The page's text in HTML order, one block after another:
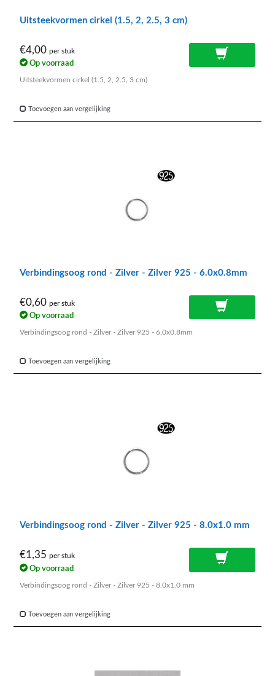
Uitsteekvormen cirkel (1.5, 2, 2.5, 3 cm)
€4,00 per stuk
Op voorraad
Uitsteekvormen cirkel (1.5, 2, 2.5, 3 cm)
Toevoegen aan vergelijking
Verbindingsoog rond - Zilver - Zilver 925 - 6.0x0.8mm
€0,60 per stuk
Op voorraad
Verbindingsoog rond - Zilver - Zilver 925 - 6.0x0.8mm
Toevoegen aan vergelijking
Verbindingsoog rond - Zilver - Zilver 925 - 8.0x1.0 mm
€1,35 per stuk
Op voorraad
Verbindingsoog rond - Zilver - Zilver 925 - 8.0x1.0 mm
Toevoegen aan vergelijking